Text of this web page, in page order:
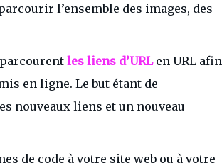
l’ensemble des images, des
les liens d’URLen URL afin
en ligne. Le but étant de
nouveaux liens et un nouveau
de code à votre site web ou à votre